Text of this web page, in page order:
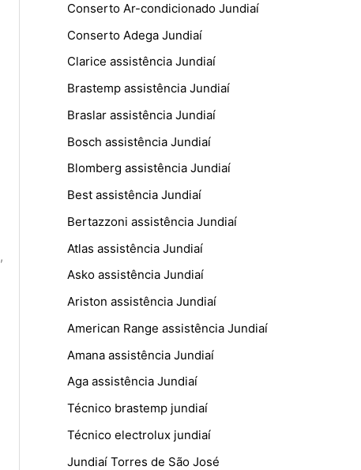
,
Conserto Ar-condicionado Jundiaí
Conserto Adega Jundiaí
Clarice assistência Jundiaí
Brastemp assistência Jundiaí
Braslar assistência Jundiaí
Bosch assistência Jundiaí
Blomberg assistência Jundiaí
Best assistência Jundiaí
Bertazzoni assistência Jundiaí
Atlas assistência Jundiaí
Asko assistência Jundiaí
Ariston assistência Jundiaí
American Range assistência Jundiaí
Amana assistência Jundiaí
Aga assistência Jundiaí
Técnico brastemp jundiaí
Técnico electrolux jundiaí
Jundiaí Torres de São José